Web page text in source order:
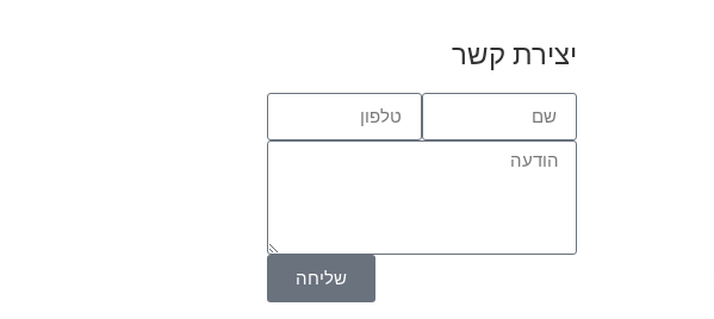
יצירת קשר
שליחה